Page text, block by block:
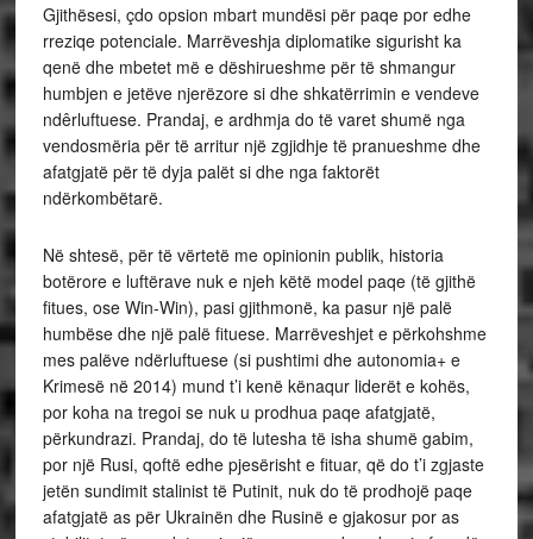
Gjithësesi, çdo opsion mbart mundësi për paqe por edhe
rreziqe potenciale. Marrëveshja diplomatike sigurisht ka
qenë dhe mbetet më e dëshirueshme për të shmangur
humbjen e jetëve njerëzore si dhe shkatërrimin e vendeve
ndêrluftuese. Prandaj, e ardhmja do të varet shumë nga
vendosmëria për të arritur një zgjidhje të pranueshme dhe
afatgjatë për të dyja palët si dhe nga faktorët
ndërkombëtarë.
Në shtesë, për të vërtetë me opinionin publik, historia
botërore e luftërave nuk e njeh këtë model paqe (të gjithë
fitues, ose Win-Win), pasi gjithmonë, ka pasur një palë
humbëse dhe një palë fituese. Marrëveshjet e përkohshme
mes palëve ndërluftuese (si pushtimi dhe autonomia+ e
Krimesë në 2014) mund t’i kenë kënaqur liderët e kohës,
por koha na tregoi se nuk u prodhua paqe afatgjatë,
përkundrazi. Prandaj, do të lutesha të isha shumë gabim,
por një Rusi, qoftë edhe pjesërisht e fituar, që do t’i zgjaste
jetën sundimit stalinist të Putinit, nuk do të prodhojë paqe
afatgjatë as për Ukrainën dhe Rusinë e gjakosur por as